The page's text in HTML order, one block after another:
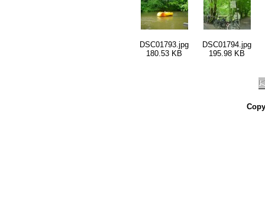
DSC01793.jpg
180.53 KB
DSC01794.jpg
195.98 KB